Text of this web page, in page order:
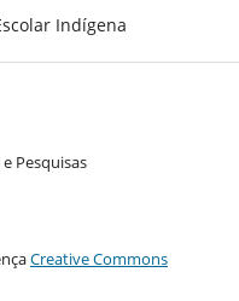
Indígena
Pesquisas
Creative Commons